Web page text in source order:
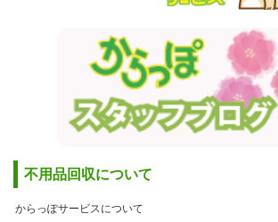
不用品回収について
からっぽサービスについて